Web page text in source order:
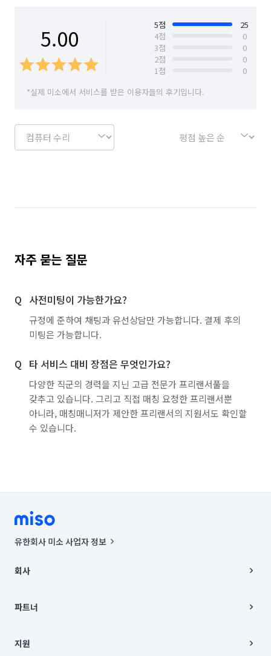
5.00 5점
25
4점
0
3점
0
2점
0
1점
0
*실제 미소에서 서비스를 받은 이용자들의 후기입니다.
자주 묻는 질문
사전미팅이 가능한가요?
규정에 준하여 채팅과 유선상담만 가능합니다. 결제 후의
미팅은 가능합니다.
타 서비스 대비 장점은 무엇인가요?
다양한 직군의 경력을 지닌 고급 전문가 프리랜서풀을
갖추고 있습니다. 그리고 직접 매칭 요청한 프리랜서뿐
아니라, 매칭매니저가 제안한 프리랜서의 지원서도 확인할
수 있습니다.
유한회사 미소 사업자 정보
00019 |
주소 | 본사: 서울특별시 종로구 율곡로 6(중학동, 트윈트리빌딩) B동 5층
컨택센터 : 서울특별시 종로구 수송동 율곡로 24, 7층, 8층 미소
상품, 상품정보, 거래에 관한 의무와 책임은 거래당사자에게 있습니다.
언론 보도 관련 문의:
회사
채용
파트너
이사
지원